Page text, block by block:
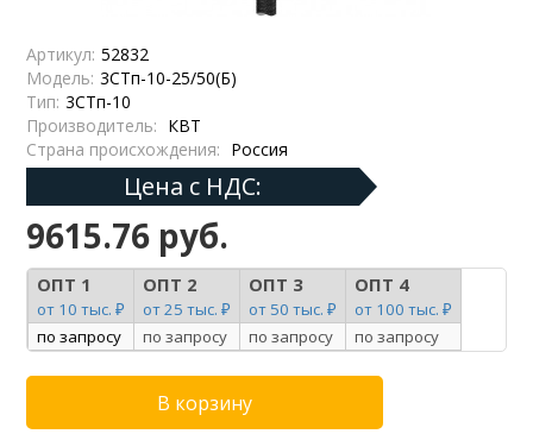
Артикул: 52832
Модель: 3СТп-10-25/50(Б)
Тип: 3СТп-10
Производитель: КВТ
Страна происхождения: Россия
Цена с НДС:
9615.76 руб.
ОПТ 1
от 10 тыс. ₽
ОПТ 2
от 25 тыс. ₽
ОПТ 3
от 50 тыс. ₽
ОПТ 4
от 100 тыс. ₽
по запросу
по запросу по запросу по запросу